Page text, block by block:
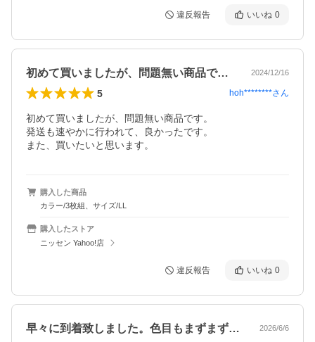
違反報告 いいね 0
初めて買いましたが、問題無い商品です。… 2024/12/16
5 hoh********さん
初めて買いましたが、問題無い商品です。
発送も速やかに行われて、良かったです。
また、買いたいと思います。
購入した商品
カラー/3枚組、サイズ/LL
購入したストア
ニッセン Yahoo!店
違反報告 いいね 0
早々に到着致しました。色目もまずまずで… 2026/6/6